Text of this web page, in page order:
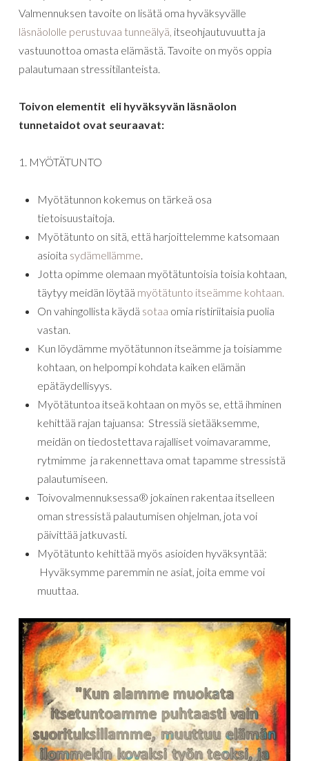
Valmennuksen tavoite on lisätä oma hyväksyvälle
läsnäololle perustuvaa tunneälyä, itseohjautuvuutta ja
vastuunottoa omasta elämästä. Tavoite on myös oppia
palautumaan stressitilanteista.
Toivon elementit eli hyväksyvän läsnäolon
tunnetaidot ovat seuraavat:
1. MYÖTÄTUNTO
Myötätunnon kokemus on tärkeä osa
tietoisuustaitoja.
Myötätunto on sitä, että harjoittelemme katsomaan
asioita sydämellämme.
Jotta opimme olemaan myötätuntoisia toisia kohtaan,
täytyy meidän löytää myötätunto itseämme kohtaan.
On vahingollista käydä sotaa omia ristiriitaisia puolia
vastan.
Kun löydämme myötätunnon itseämme ja toisiamme
kohtaan, on helpompi kohdata kaiken elämän
epätäydellisyys.
Myötätuntoa itseä kohtaan on myös se, että ihminen
kehittää rajan tajuansa: Stressiä sietääksemme,
meidän on tiedostettava rajalliset voimavaramme,
rytmimme ja rakennettava omat tapamme stressistä
palautumiseen.
Toivovalmennuksessa® jokainen rakentaa itselleen
oman stressistä palautumisen ohjelman, jota voi
päivittää jatkuvasti.
Myötätunto kehittää myös asioiden hyväksyntää:
Hyväksymme paremmin ne asiat, joita emme voi
muuttaa.